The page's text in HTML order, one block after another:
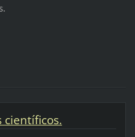
científicos.